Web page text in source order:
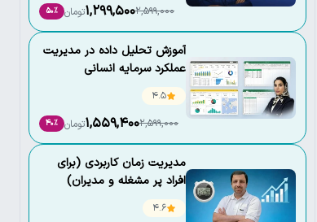
2,599,000
1,299,500تومان 50٪
آموزش تحلیل داده در مدیریت
عملکرد سرمایه انسانی
4.5
2,599,000
1,559,400تومان 40٪
مدیریت زمان کاربردی (برای
افراد پر مشغله و مدیران)
4.6